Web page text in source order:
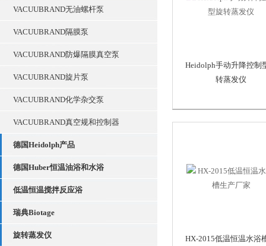
VACUUBRAND无油螺杆泵
VACUUBRAND隔膜泵
VACUUBRAND防爆隔膜真空泵
VACUUBRAND旋片泵
VACUUBRAND化学杂交泵
VACUUBRAND真空规和控制器
德国Heidolph产品
德国Huber恒温油浴和水浴
低温恒温搅拌反应浴
瑞典Biotage
旋转蒸发仪
Heidolph手动升降控制
转蒸发仪
HX-2015低温恒温水浴